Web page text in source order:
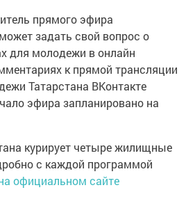
прямого эфира
задать свой вопрос о
для молодежи в онлайн
к прямой трансляции
Татарстана ВКонтакте
эфира запланировано на
курирует четыре жилищные
с каждой программой
официальном сайте